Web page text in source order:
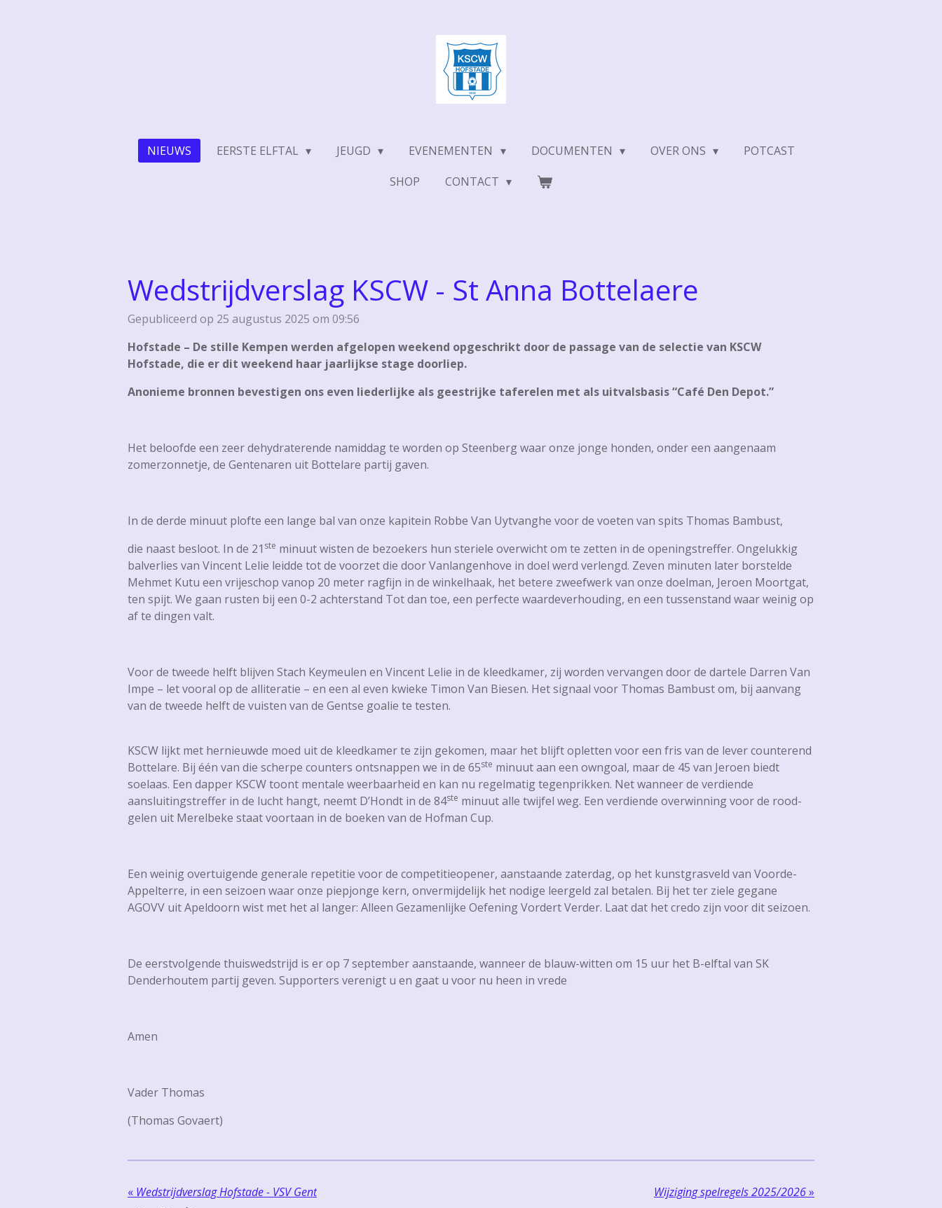
NIEUWS EERSTE ELFTAL JEUGD EVENEMENTEN DOCUMENTEN OVER ONS
POTCAST
SHOP
CONTACT
Wedstrijdverslag KSCW - St Anna Bottelaere
Gepubliceerd op 25 augustus 2025 om 09:56
Hofstade – De stille Kempen werden afgelopen weekend opgeschrikt door de passage van de selectie van KSCW
Hofstade, die er dit weekend haar jaarlijkse stage doorliep.
Anonieme bronnen bevestigen ons even liederlijke als geestrijke taferelen met als uitvalsbasis “Café Den Depot.”
Het beloofde een zeer dehydraterende namiddag te worden op Steenberg waar onze jonge honden, onder een aangenaam
zomerzonnetje, de Gentenaren uit Bottelare partij gaven.
In de derde minuut plofte een lange bal van onze kapitein Robbe Van Uytvanghe voor de voeten van spits Thomas Bambust,
die naast besloot. In de 21 ste minuut wisten de bezoekers hun steriele overwicht om te zetten in de openingstreffer. Ongelukkig
balverlies van Vincent Lelie leidde tot de voorzet die door Vanlangenhove in doel werd verlengd. Zeven minuten later borstelde
Mehmet Kutu een vrijeschop vanop 20 meter ragfijn in de winkelhaak, het betere zweefwerk van onze doelman, Jeroen Moortgat,
ten spijt. We gaan rusten bij een 0-2 achterstand Tot dan toe, een perfecte waardeverhouding, en een tussenstand waar weinig op
af te dingen valt.
Voor de tweede helft blijven Stach Keymeulen en Vincent Lelie in de kleedkamer, zij worden vervangen door de dartele Darren Van
Impe – let vooral op de alliteratie – en een al even kwieke Timon Van Biesen. Het signaal voor Thomas Bambust om, bij aanvang
van de tweede helft de vuisten van de Gentse goalie te testen.
KSCW lijkt met hernieuwde moed uit de kleedkamer te zijn gekomen, maar het blijft opletten voor een fris van de lever counterend
Bottelare. Bij één van die scherpe counters ontsnappen we in de 65ste minuut aan een owngoal, maar de 45 van Jeroen biedt
soelaas. Een dapper KSCW toont mentale weerbaarheid en kan nu regelmatig tegenprikken. Net wanneer de verdiende
aansluitingstreffer in de lucht hangt, neemt D’Hondt in de 84ste minuut alle twijfel weg. Een verdiende overwinning voor de rood-
gelen uit Merelbeke staat voortaan in de boeken van de Hofman Cup.
Een weinig overtuigende generale repetitie voor de competitieopener, aanstaande zaterdag, op het kunstgrasveld van Voorde-
Appelterre, in een seizoen waar onze piepjonge kern, onvermijdelijk het nodige leergeld zal betalen. Bij het ter ziele gegane
AGOVV uit Apeldoorn wist met het al langer: Alleen Gezamenlijke Oefening Vordert Verder. Laat dat het credo zijn voor dit seizoen.
De eerstvolgende thuiswedstrijd is er op 7 september aanstaande, wanneer de blauw-witten om 15 uur het B-elftal van SK
Denderhoutem partij geven. Supporters verenigt u en gaat u voor nu heen in vrede
Amen
Vader Thomas
(Thomas Govaert)
« Wedstrijdverslag Hofstade - VSV Gent Wijziging spelregels 2025/2026»